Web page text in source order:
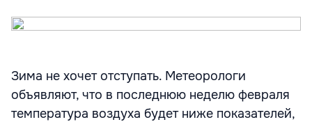
Зима не хочет отступать. Метеорологи
объявляют, что в последнюю неделю февраля
температура воздуха будет ниже показателей,